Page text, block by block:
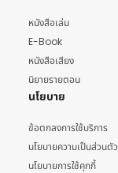
หนังสือเล่ม
E-Book
หนังสือเสียง
นิยายรายตอน
นโยบาย
ข้อตกลงการใช้บริการ
นโยบายความเป็นส่วนตัว
นโยบายการใช้คุกกี้